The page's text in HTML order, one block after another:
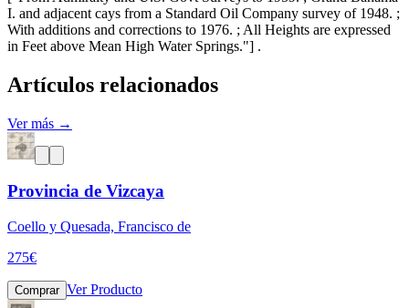
I. and adjacent cays from a Standard Oil Company survey of 1948. ;
With additions and corrections to 1976. ; All Heights are expressed
in Feet above Mean High Water Springs."] .
Artículos relacionados
Ver más →
Provincia de Vizcaya
Coello y Quesada, Francisco de
275€
Comprar Ver Producto